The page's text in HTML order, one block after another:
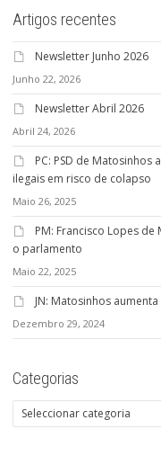
Artigos recentes
Newsletter Junho 2026
Junho 22, 2026
Newsletter Abril 2026
Abril 24, 2026
PC: PSD de Matosinhos
ilegais em risco de colapso
Maio 26, 2025
PM: Francisco Lopes
o parlamento
Maio 22, 2025
JN: Matosinhos
Dezembro 29, 2024
Categorias
Categorias